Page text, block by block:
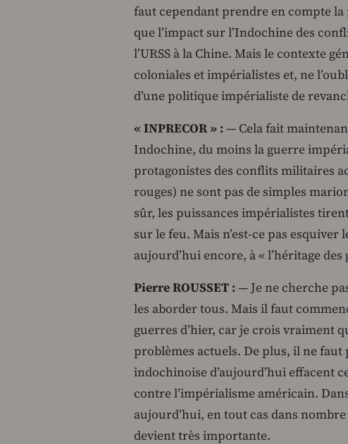
faut cependant prendre en compte
que l’impact sur l’Indochine des
l’URSS à la Chine. Mais le contexte
coloniales et impérialistes et, ne
d’une politique impérialiste de
« INPRECOR » :— Cela fait
Indochine, du moins la guerre
protagonistes des conflits militaires
rouges) ne sont pas de simples
sûr, les puissances impérialistes
sur le feu. Mais n’est-ce pas
aujourd’hui encore, à « l’héritage
Pierre ROUSSET :— Je ne cherche
les aborder tous. Mais il faut
guerres d’hier, car je crois vraiment
problèmes actuels. De plus, il ne faut
indochinoise d’aujourd’hui effacent
contre l’impérialisme américain.
aujourd’hui, en tout cas dans
devient très importante.